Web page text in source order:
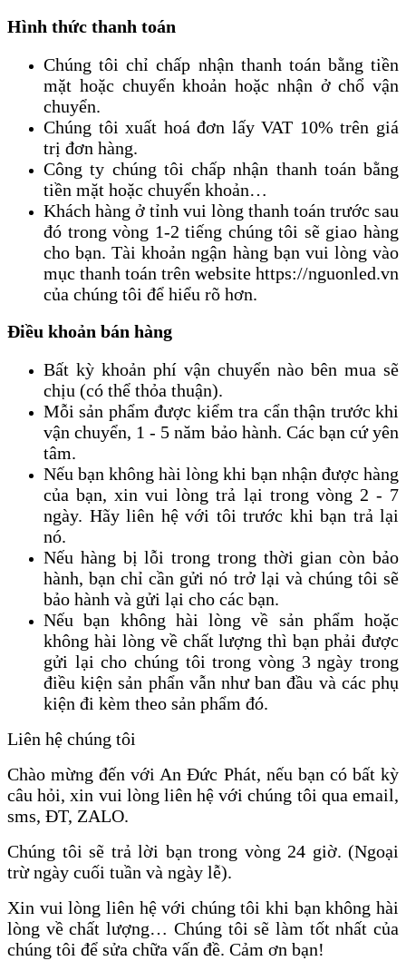
Hình thức thanh toán
Chúng tôi chỉ chấp nhận thanh toán bằng tiền
mặt hoặc chuyển khoản hoặc nhận ở chổ vận
chuyển.
Chúng tôi xuất hoá đơn lấy VAT 10% trên giá
trị đơn hàng.
Công ty chúng tôi chấp nhận thanh toán bằng
tiền mặt hoặc chuyển khoản…
Khách hàng ở tỉnh vui lòng thanh toán trước sau
đó trong vòng 1-2 tiếng chúng tôi sẽ giao hàng
cho bạn. Tài khoản ngận hàng bạn vui lòng vào
mục thanh toán trên website https://nguonled.vn
của chúng tôi để hiểu rõ hơn.
Điều khoản bán hàng
Bất kỳ khoản phí vận chuyển nào bên mua sẽ
chịu (có thể thỏa thuận).
Mỗi sản phẩm được kiểm tra cẩn thận trước khi
vận chuyển, 1 - 5 năm bảo hành. Các bạn cứ yên
tâm.
Nếu bạn không hài lòng khi bạn nhận được hàng
của bạn, xin vui lòng trả lại trong vòng 2 - 7
ngày. Hãy liên hệ với tôi trước khi bạn trả lại
nó.
Nếu hàng bị lỗi trong trong thời gian còn bảo
hành, bạn chỉ cần gửi nó trở lại và chúng tôi sẽ
bảo hành và gửi lại cho các bạn.
Nếu bạn không hài lòng về sản phẩm hoặc
không hài lòng về chất lượng thì bạn phải được
gửi lại cho chúng tôi trong vòng 3 ngày trong
điều kiện sản phẩn vẫn như ban đầu và các phụ
kiện đi kèm theo sản phẩm đó.
Liên hệ chúng tôi
Chào mừng đến với An Đức Phát, nếu bạn có bất kỳ
câu hỏi, xin vui lòng liên hệ với chúng tôi qua email,
sms, ĐT, ZALO.
Chúng tôi sẽ trả lời bạn trong vòng 24 giờ. (Ngoại
trừ ngày cuối tuần và ngày lễ).
Xin vui lòng liên hệ với chúng tôi khi bạn không hài
lòng về chất lượng… Chúng tôi sẽ làm tốt nhất của
chúng tôi để sửa chữa vấn đề. Cảm ơn bạn!